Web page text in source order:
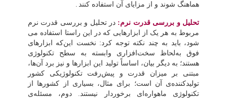
هماهنگ شوند و از مزایای آن استفاده کنند .
تحلیل و بررسی قدرت نرم: در تحلیل و بررسی قدرت نرم
مربوط به هر یک از ابزارهایی که در این راستا استفاده می
شود، باید به چند نکته توجه کرد: نخست این‌که ابزارهای
فوق به‌لحاظ سخت‌افزاری وابسته به سطح تکنولوژی
هستند؛ به دیگر بیان، اساساً تولید این ابزارها و نیز برد آن‌ها،
مبتنی بر میزان قدرت و پیش‌رفت تکنولوژیکی کشور
تولیدکننده‌ی آن است؛ برای مثال، بسیاری از کشورها از
تکنولوژی ماهواره‌ای برخوردار نیستند. دوم، مسئله‌ی